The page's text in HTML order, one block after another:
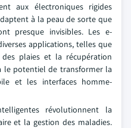
aux électroniques rigides
à la peau de sorte que
presque invisibles. Les e-
applications, telles que
plaies et la récupération
le potentiel de transformer la
et les interfaces homme-
révolutionnent la
et la gestion des maladies.